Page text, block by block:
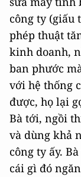
công ty (giấu
phép thuật
kinh doanh,
ban phước
với hệ thống
được, họ lại
Bà tới, ngồi
và dùng khả
công ty ấy.
cái gì đó